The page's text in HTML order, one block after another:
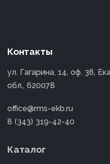
Контакты
ул. Гагарина, 14, оф. 38,
обл., 620078
office@rms-ekb.ru
8 (343) 319-42-40
Каталог